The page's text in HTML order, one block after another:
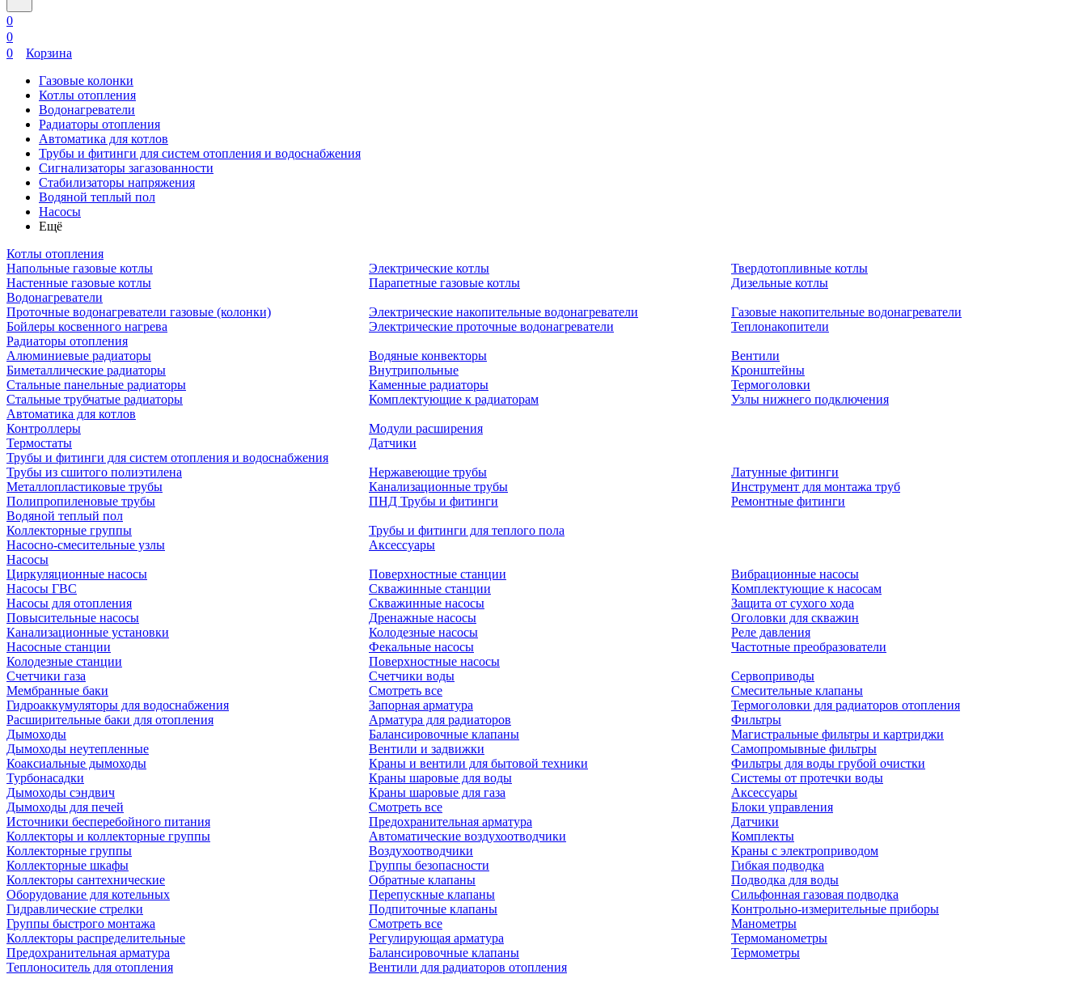
0
0
0
Корзина
Газовые колонки
Котлы отопления
Водонагреватели
Радиаторы отопления
Автоматика для котлов
Трубы и фитинги для систем отопления и водоснабжения
Сигнализаторы загазованности
Стабилизаторы напряжения
Водяной теплый пол
Насосы
Ещё
Котлы отопления
Напольные газовые котлы
Настенные газовые котлы
Электрические котлы
Парапетные газовые котлы
Твердотопливные котлы
Дизельные котлы
Водонагреватели
Проточные водонагреватели газовые (колонки)
Бойлеры косвенного нагрева
Электрические накопительные водонагреватели
Электрические проточные водонагреватели
Газовые накопительные водонагреватели
Теплонакопители
Радиаторы отопления
Алюминиевые радиаторы
Биметаллические радиаторы
Стальные панельные радиаторы
Стальные трубчатые радиаторы
Водяные конвекторы
Внутрипольные
Каменные радиаторы
Комплектующие к радиаторам
Вентили
Кронштейны
Термоголовки
Узлы нижнего подключения
Автоматика для котлов
Контроллеры
Термостаты
Модули расширения
Датчики
Трубы и фитинги для систем отопления и водоснабжения
Трубы из сшитого полиэтилена
Металлопластиковые трубы
Полипропиленовые трубы
Нержавеющие трубы
Канализационные трубы
ПНД Трубы и фитинги
Латунные фитинги
Инструмент для монтажа труб
Ремонтные фитинги
Водяной теплый пол
Коллекторные группы
Насосно-смесительные узлы
Трубы и фитинги для теплого пола
Аксессуары
Насосы
Циркуляционные насосы
Насосы ГВС
Насосы для отопления
Повысительные насосы
Канализационные установки
Насосные станции
Колодезные станции
Поверхностные станции
Скважинные станции
Скважинные насосы
Дренажные насосы
Колодезные насосы
Фекальные насосы
Поверхностные насосы
Вибрационные насосы
Комплектующие к насосам
Защита от сухого хода
Оголовки для скважин
Реле давления
Частотные преобразователи
Счетчики газа
Мембранные баки
Гидроаккумуляторы для водоснабжения
Расширительные баки для отопления
Дымоходы
Дымоходы неутепленные
Коаксиальные дымоходы
Турбонасадки
Дымоходы сэндвич
Дымоходы для печей
Источники бесперебойного питания
Коллекторы и коллекторные группы
Коллекторные группы
Коллекторные шкафы
Коллекторы сантехнические
Оборудование для котельных
Гидравлические стрелки
Группы быстрого монтажа
Коллекторы распределительные
Предохранительная арматура
Теплоноситель для отопления
Счетчики воды
Смотреть все
Запорная арматура
Арматура для радиаторов
Балансировочные клапаны
Вентили и задвижки
Краны и вентили для бытовой техники
Краны шаровые для воды
Краны шаровые для газа
Смотреть все
Предохранительная арматура
Автоматические воздухоотводчики
Воздухоотводчики
Группы безопасности
Обратные клапаны
Перепускные клапаны
Подпиточные клапаны
Смотреть все
Регулирующая арматура
Балансировочные клапаны
Вентили для радиаторов отопления
Сервоприводы
Смесительные клапаны
Термоголовки для радиаторов отопления
Фильтры
Магистральные фильтры и картриджи
Самопромывные фильтры
Фильтры для воды грубой очистки
Системы от протечки воды
Аксессуары
Блоки управления
Датчики
Комплекты
Краны с электроприводом
Гибкая подводка
Подводка для воды
Сильфонная газовая подводка
Контрольно-измерительные приборы
Манометры
Термоманометры
Термометры